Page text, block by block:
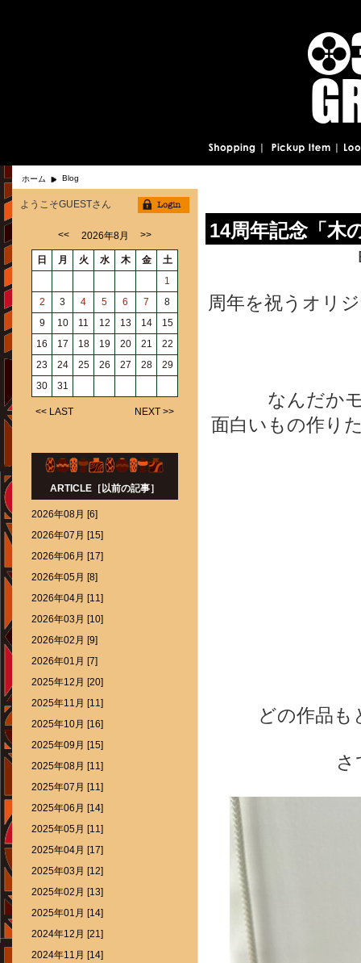
ホーム Blog
14周年記念「木
周年を祝うオリ
なんだか
面白いもの作り
どの作品
ようこそGUESTさん
<< 2026年8月 >>
日 月 火 水 木 金
土
1
2
3 4 5 6 7
8
9
10 11 12 13 14
15
16
17 18 19 20 21
22
23
24 25 26 27 28
29
30
31
<< LAST NEXT >>
ARTICLE［以前の記事］
2026年08月 [6]
2026年07月 [15]
2026年06月 [17]
2026年05月 [8]
2026年04月 [11]
2026年03月 [10]
2026年02月 [9]
2026年01月 [7]
2025年12月 [20]
2025年11月 [11]
2025年10月 [16]
2025年09月 [15]
2025年08月 [11]
2025年07月 [11]
2025年06月 [14]
2025年05月 [11]
2025年04月 [17]
2025年03月 [12]
2025年02月 [13]
2025年01月 [14]
2024年12月 [21]
2024年11月 [14]